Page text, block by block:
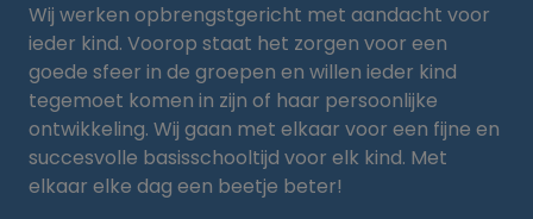
Wij werken opbrengstgericht met aandacht voor
ieder kind. Voorop staat het zorgen voor een
goede sfeer in de groepen en willen ieder kind
tegemoet komen in zijn of haar persoonlijke
ontwikkeling. Wij gaan met elkaar voor een fijne en
succesvolle basisschooltijd voor elk kind. Met
elkaar elke dag een beetje beter!